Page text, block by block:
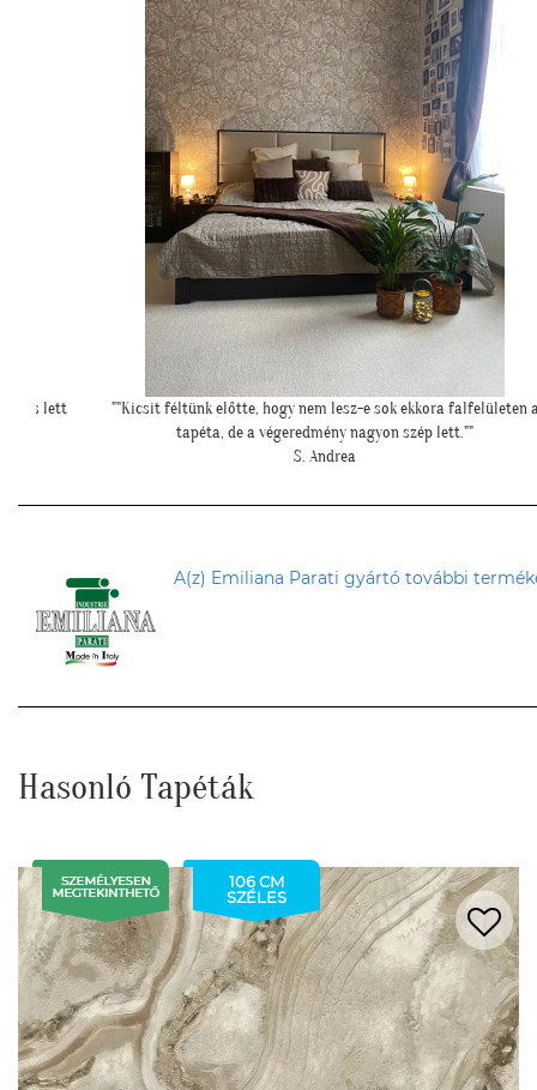
a
"Meseszép lett a tapéta! Köszönöm a sok segítséget"
T. Mariann
A(z) Emiliana Parati gyártó további
Hasonló Tapéták
106 CM
SZÉLES